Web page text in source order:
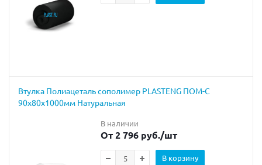
Втулка Полиацеталь сополимер PLASTENG ПОМ-С
90х80х1000мм Натуральная
В наличии
От 2 796 руб./шт
В корзину